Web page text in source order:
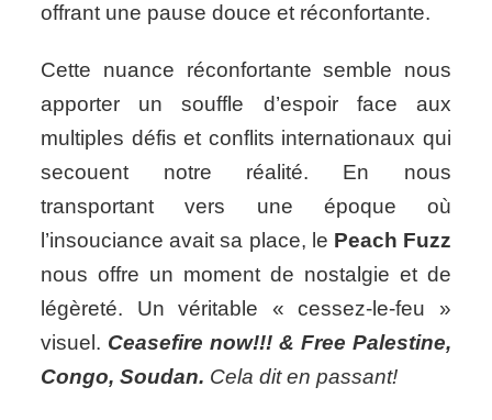
offrant une pause douce et réconfortante.
Cette nuance réconfortante semble nous
apporter un souffle d’espoir face aux
multiples défis et conflits internationaux qui
secouent notre réalité. En nous
transportant vers une époque où
l’insouciance avait sa place, le Peach Fuzz
nous offre un moment de nostalgie et de
légèreté. Un véritable « cessez-le-feu »
visuel. Ceasefire now!!! & Free Palestine,
Congo, Soudan. Cela dit en passant!